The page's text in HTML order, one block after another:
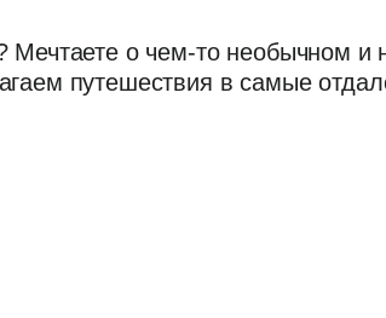
о чем-то необычном и
путешествия в самые